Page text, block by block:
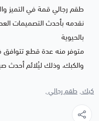
طقم رجالي قمة في التميز
نقدمه بأحدث التصميمات
بالحيوية
متوفر منه عدة قطع تتوافق
والكبك، وذلك ليُلائم أحدث
كبك , طقم رجالي ,